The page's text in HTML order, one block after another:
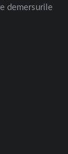
demersurile